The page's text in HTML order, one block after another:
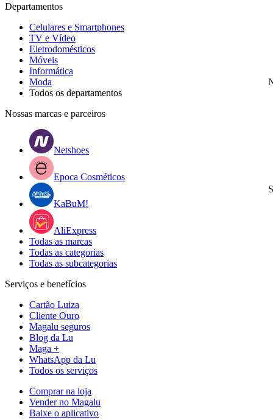
Departamentos
Celulares e Smartphones
TV e Vídeo
Eletrodomésticos
Móveis
Informática
Moda
Todos os departamentos
Nossas marcas e parceiros
Netshoes
Epoca Cosméticos
KaBuM!
AliExpress
Todas as marcas
Todas as categorias
Todas as subcategorias
Serviços e benefícios
Cartão Luiza
Cliente Ouro
Magalu seguros
Blog da Lu
Maga +
WhatsApp da Lu
Todos os serviços
Comprar na loja
Vender no Magalu
Baixe o aplicativo